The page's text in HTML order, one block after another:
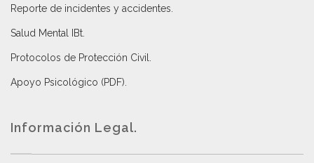
Reporte de incidentes y accidentes
Salud Mental IBt
Protocolos de Protección Civil
Apoyo Psicológico (PDF)
Información Legal.